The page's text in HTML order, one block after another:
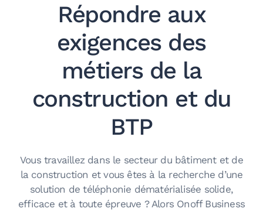
Ressources
Qui sommes nous ?
Se connecter S’inscrire
Répondre aux
exigences des
métiers de la
construction et du
BTP
Vous travaillez dans le secteur du bâtiment et de
la construction et vous êtes à la recherche d’une
solution de téléphonie dématérialisée solide,
efficace et à toute épreuve ? Alors Onoff Business